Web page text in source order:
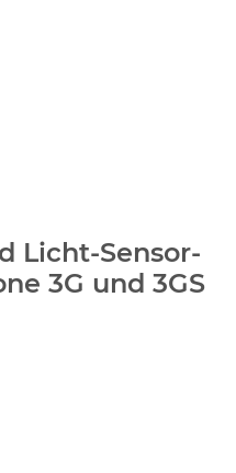
Licht-Sensor-
3G und 3GS